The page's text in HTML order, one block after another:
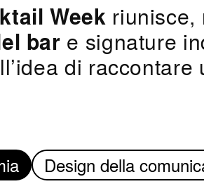
Week riunisce,
bar e signature
di raccontare
Design della